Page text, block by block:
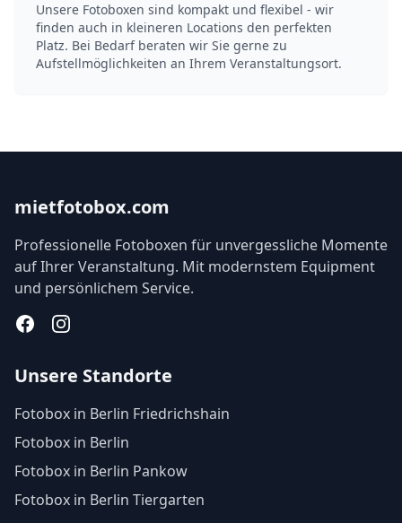
Unsere Fotoboxen sind kompakt und flexibel - wir
finden auch in kleineren Locations den perfekten
Platz. Bei Bedarf beraten wir Sie gerne zu
Aufstellmöglichkeiten an Ihrem Veranstaltungsort.
mietfotobox.com
Professionelle Fotoboxen für unvergessliche Momente
auf Ihrer Veranstaltung. Mit modernstem Equipment
und persönlichem Service.
FacebookInstagram
Unsere Standorte
Fotobox in Berlin Friedrichshain
Fotobox in Berlin
Fotobox in Berlin Pankow
Fotobox in Berlin Tiergarten